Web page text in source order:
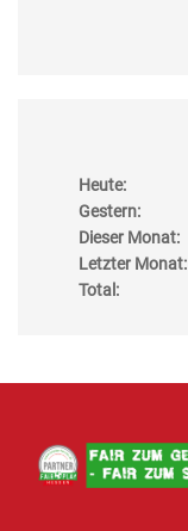
Heute:
Gestern:
Dieser Monat:
Letzter Monat:
Total: